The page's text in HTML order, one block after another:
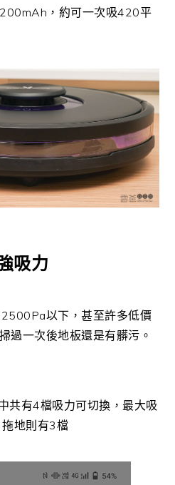
，約可一次吸420平
吸力
以下，甚至許多低價
過一次後地板還是有髒污。
共有4檔吸力可切換，最大吸
地則有3檔